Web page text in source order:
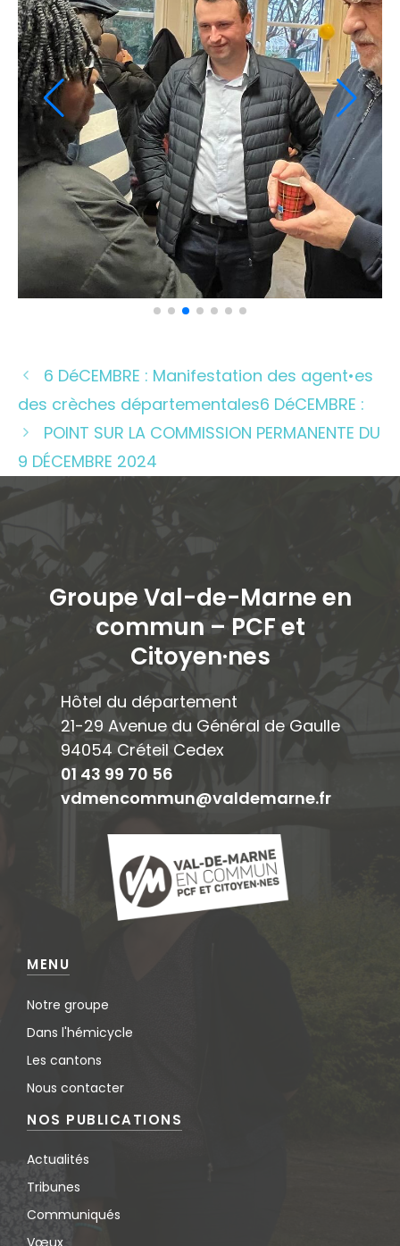
6 DéCEMBRE : Manifestation des agent•es
des crèches départementales6 DéCEMBRE :
POINT SUR LA COMMISSION PERMANENTE DU
9 DÉCEMBRE 2024
Groupe Val-de-Marne en
commun – PCF et
Citoyen·nes
Hôtel du département
21-29 Avenue du Général de Gaulle
94054 Créteil Cedex
01 43 99 70 56
vdmencommun@valdemarne.fr
MENU
Notre groupe
Dans l'hémicycle
Les cantons
Nous contacter
NOS PUBLICATIONS
Actualités
Tribunes
Communiqués